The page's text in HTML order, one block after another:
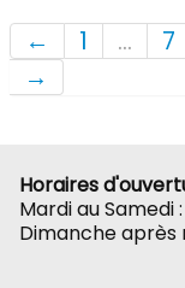
← 1 ... 7
→
Horaires
Mardi au Samedi
Dimanche après